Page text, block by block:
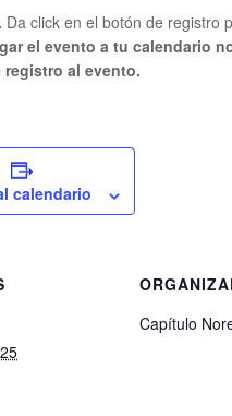
Da click en el botón de registro
el evento a tu calendario
al evento.
calendario
Capítulo